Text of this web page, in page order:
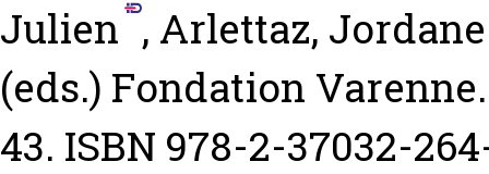
Julien , Arlettaz, Jordane
(eds.) Fondation
43. ISBN 978-2-37032-